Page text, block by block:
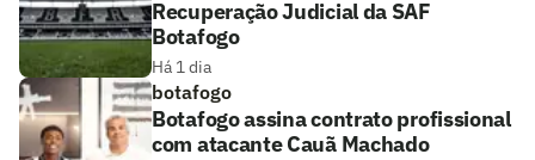
Recuperação Judicial da SAF
Botafogo
Há 1 dia
botafogo
Botafogo assina contrato profissional
com atacante Cauã Machado